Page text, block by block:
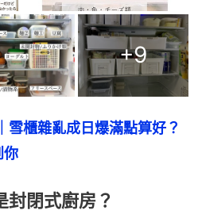
+9
雪櫃雜亂成日爆滿點算好？
你
封閉式廚房？